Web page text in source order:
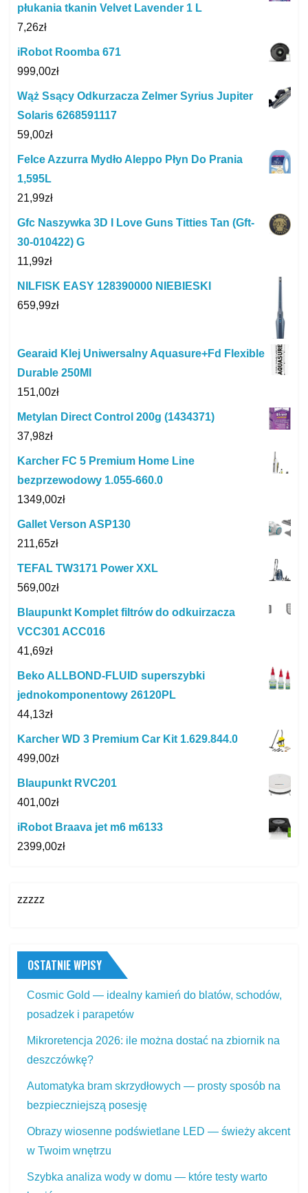
płukania tkanin Velvet Lavender 1 L
7,26zł
iRobot Roomba 671
999,00zł
Wąż Ssący Odkurzacza Zelmer Syrius Jupiter
Solaris 6268591117
59,00zł
Felce Azzurra Mydło Aleppo Płyn Do Prania
1,595L
21,99zł
Gfc Naszywka 3D I Love Guns Titties Tan (Gft-
30-010422) G
11,99zł
NILFISK EASY 128390000 NIEBIESKI
659,99zł
Gearaid Klej Uniwersalny Aquasure+Fd Flexible
Durable 250Ml
151,00zł
Metylan Direct Control 200g (1434371)
37,98zł
Karcher FC 5 Premium Home Line
bezprzewodowy 1.055-660.0
1349,00zł
Gallet Verson ASP130
211,65zł
TEFAL TW3171 Power XXL
569,00zł
Blaupunkt Komplet filtrów do odkuirzacza
VCC301 ACC016
41,69zł
Beko ALLBOND-FLUID superszybki
jednokomponentowy 26120PL
44,13zł
Karcher WD 3 Premium Car Kit 1.629.844.0
499,00zł
Blaupunkt RVC201
401,00zł
iRobot Braava jet m6 m6133
2399,00zł
zzzzz
OSTATNIE WPISY
Cosmic Gold — idealny kamień do blatów, schodów,
posadzek i parapetów
Mikroretencja 2026: ile można dostać na zbiornik na
deszczówkę?
Automatyka bram skrzydłowych — prosty sposób na
bezpieczniejszą posesję
Obrazy wiosenne podświetlane LED — świeży akcent
w Twoim wnętrzu
Szybka analiza wody w domu — które testy warto